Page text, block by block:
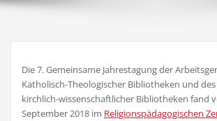
Die 7. Gemeinsame Jahrestagung der
Katholisch-Theologischer Bibliotheken und
kirchlich-wissenschaftlicher Bibliotheken fand
September 2018 im Religionspädagogischen